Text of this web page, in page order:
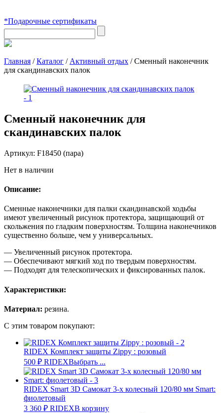
*Подарочные сертификаты
Главная /Каталог / Активный отдых /Сменный наконечник
для скандинавских палок
Сменный наконечник для
скандинавских палок
Артикул: F18450 (пара)
Нет в наличии
Описание:
Сменные наконечники для палки скандинавской ходьбы
имеют увеличенный рисунок протектора, защищающий от
скольжения по гладким поверхностям. Толщина наконечников
существенно больше, чем у универсальных.
— Увеличенный рисунок протектора.
— Обеспечивают мягкий ход по твердым поверхностям.
— Подходят для телескопических и фиксированных палок.
Характеристики:
Материал: резина.
С этим товаром покупают:
RIDEX Комплект защиты Zippy : розовый
500 ₽ RIDEXВыбрать ...
RIDEX Smart 3D Самокат 3-х колесный 120/80 мм Smart:
фиолетовый
3 360 ₽ RIDEXВ корзину